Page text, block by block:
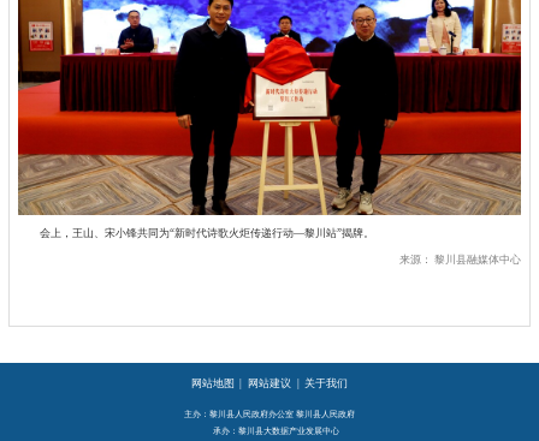
会上，王山、宋小锋共同为“新时代诗歌火炬传递行动—黎川站”揭牌。
来源： 黎川县融媒体中心
网站地图 网站建议 关于我们
主办：黎川县人民政府办公室 黎川县人民政府
承办：黎川县大数据产业发展中心